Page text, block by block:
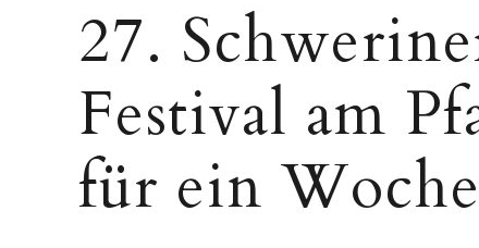
27.
Festival am
für ein